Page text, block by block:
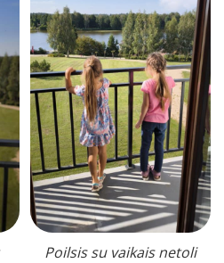
Poilsis su vaikais netoli